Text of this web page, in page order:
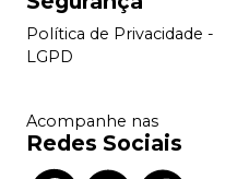
Política de Privacidade -
LGPD
Acompanhe nas
Redes Sociais